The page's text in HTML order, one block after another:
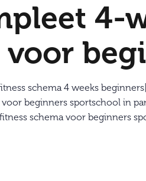
4-
voor